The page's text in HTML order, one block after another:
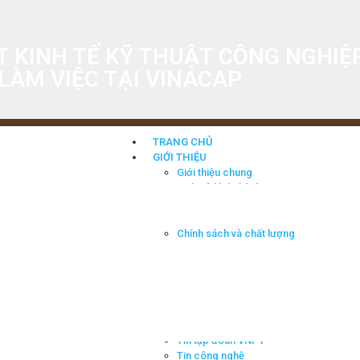
TRANG CHỦ
GIỚI THIỆU
Giới thiệu chung
Lịch sử hình thành
Chính sách và chất lượng
Tin tập đoàn VNPT
Tin công nghệ